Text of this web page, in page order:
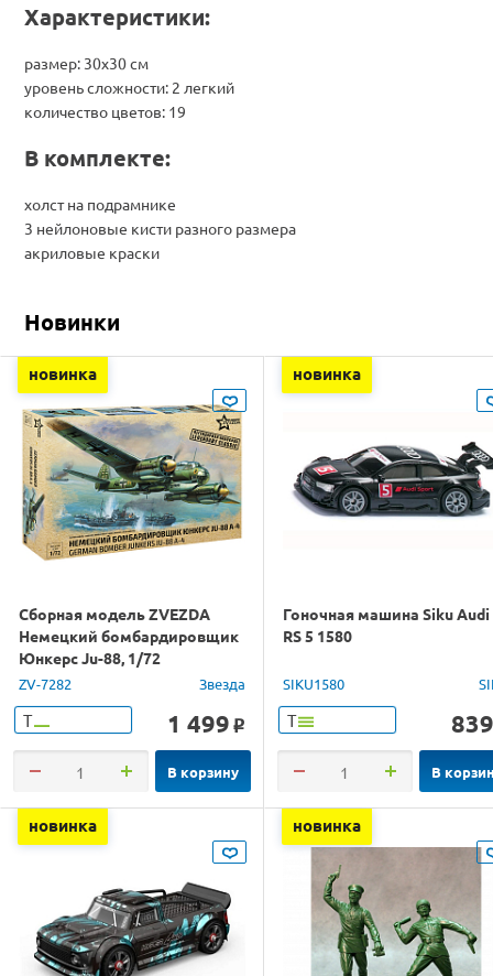
Характеристики:
размер: 30х30 см
уровень сложности: 2 легкий
количество цветов: 19
В комплекте:
холст на подрамнике
3 нейлоновые кисти разного размера
акриловые краски
Новинки
новинка
Сборная модель ZVEZDA
Немецкий бомбардировщик
Юнкерс Ju-88, 1/72
ZV-7282 Звезда
Т 1 499 o
В корзину
новинка
Гоночная машина Siku Audi
RS 5 1580
SIKU1580
Т 839
В
новинка новинка